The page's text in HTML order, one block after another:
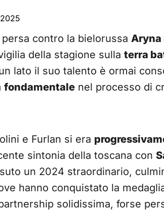
contro la bielorussa Aryna
della stagione sulla terra
lato il suo talento è ormai
fondamentale nel processo di
e Furlan si era
sintonia della toscana con
un 2024 straordinario,
hanno conquistato la
solidissima, forse